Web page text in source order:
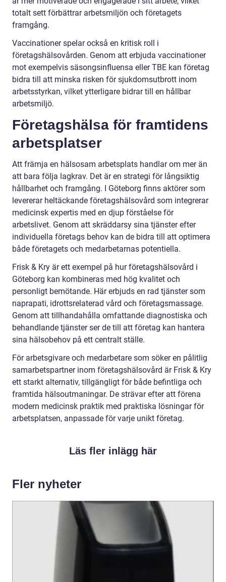
totalt sett förbättrar arbetsmiljön och företagets
framgång.
Vaccinationer spelar också en kritisk roll i
företagshälsovården. Genom att erbjuda vaccinationer
mot exempelvis säsongsinfluensa eller TBE kan företag
bidra till att minska risken för sjukdomsutbrott inom
arbetsstyrkan, vilket ytterligare bidrar till en hållbar
arbetsmiljö.
Företagshälsa för framtidens
arbetsplatser
Att främja en hälsosam arbetsplats handlar om mer än
att bara följa lagkrav. Det är en strategi för långsiktig
hållbarhet och framgång. I Göteborg finns aktörer som
levererar heltäckande företagshälsovård som integrerar
medicinsk expertis med en djup förståelse för
arbetslivet. Genom att skräddarsy sina tjänster efter
individuella företags behov kan de bidra till att optimera
både företagets och medarbetarnas potentiella.
Frisk & Kry är ett exempel på hur företagshälsovård i
Göteborg kan kombineras med hög kvalitet och
personligt bemötande. Här erbjuds en rad tjänster som
naprapati, idrottsrelaterad vård och företagsmassage.
Genom att tillhandahålla omfattande diagnostiska och
behandlande tjänster ser de till att företag kan hantera
sina hälsobehov på ett centralt ställe.
För arbetsgivare och medarbetare som söker en pålitlig
samarbetspartner inom företagshälsovård är Frisk & Kry
ett starkt alternativ, tillgängligt för både befintliga och
framtida hälsoutmaningar. De strävar efter att förena
modern medicinsk praktik med praktiska lösningar för
arbetsplatsen, anpassade för varje unikt företag.
Läs fler inlägg här
Fler nyheter